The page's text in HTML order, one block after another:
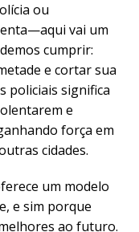
ou
vai um
cumprir:
e cortar sua
policiais significa
e
força em
cidades.
um modelo
e sim porque
ao futuro.